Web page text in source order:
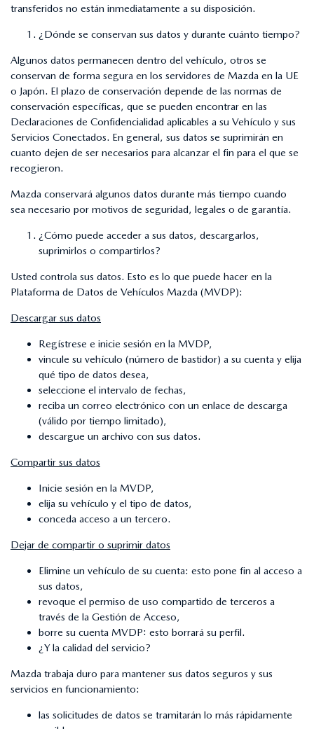
transferidos no están inmediatamente a su disposición.
¿Dónde se conservan sus datos y durante cuánto tiempo?
Algunos datos permanecen dentro del vehículo, otros se
conservan de forma segura en los servidores de Mazda en la UE
o Japón. El plazo de conservación depende de las normas de
conservación específicas, que se pueden encontrar en las
Declaraciones de Confidencialidad aplicables a su Vehículo y sus
Servicios Conectados. En general, sus datos se suprimirán en
cuanto dejen de ser necesarios para alcanzar el fin para el que se
recogieron.
Mazda conservará algunos datos durante más tiempo cuando
sea necesario por motivos de seguridad, legales o de garantía.
¿Cómo puede acceder a sus datos, descargarlos,
suprimirlos o compartirlos?
Usted controla sus datos. Esto es lo que puede hacer en la
Plataforma de Datos de Vehículos Mazda (MVDP):
Descargar sus datos
Regístrese e inicie sesión en la MVDP,
vincule su vehículo (número de bastidor) a su cuenta y elija
qué tipo de datos desea,
seleccione el intervalo de fechas,
reciba un correo electrónico con un enlace de descarga
(válido por tiempo limitado),
descargue un archivo con sus datos.
Compartir sus datos
Inicie sesión en la MVDP,
elija su vehículo y el tipo de datos,
conceda acceso a un tercero.
Dejar de compartir o suprimir datos
Elimine un vehículo de su cuenta: esto pone fin al acceso a
sus datos,
revoque el permiso de uso compartido de terceros a
través de la Gestión de Acceso,
borre su cuenta MVDP: esto borrará su perfil.
¿Y la calidad del servicio?
Mazda trabaja duro para mantener sus datos seguros y sus
servicios en funcionamiento:
las solicitudes de datos se tramitarán lo más rápidamente